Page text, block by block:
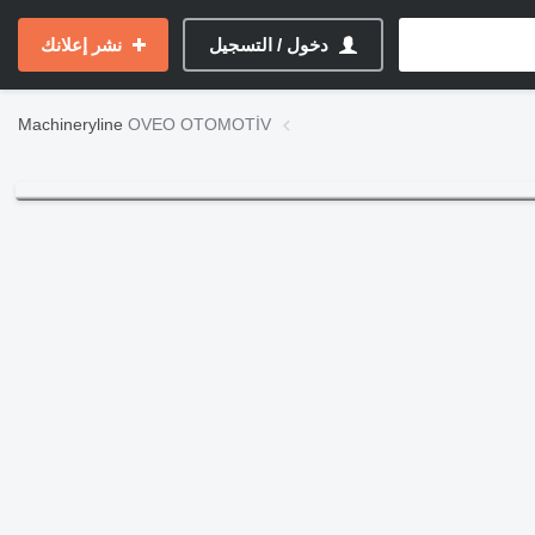
دخول / التسجيل نشر إعلانك
Machineryline OVEO OTOMOTİV